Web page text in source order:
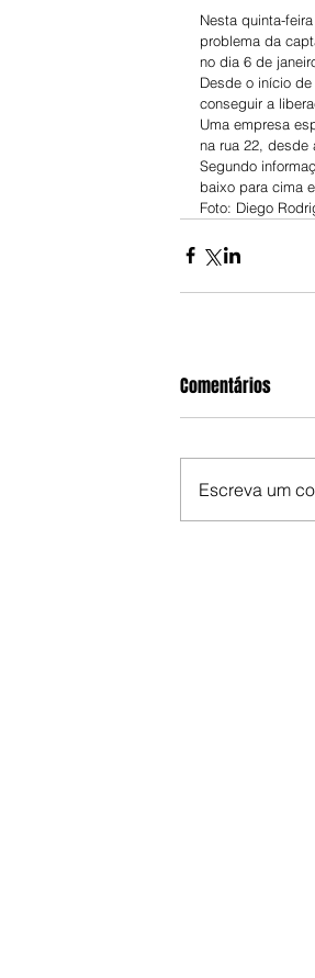
Nesta quinta-
problema da
no dia 6 de
Desde o início
conseguir a
Uma empresa
na rua 22, desde
Segundo
baixo para cima
Foto: Diego
Comentários
Escreva um